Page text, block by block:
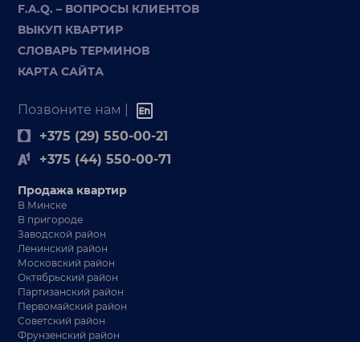
F.A.Q. – ВОПРОСЫ КЛИЕНТОВ
ВЫКУП КВАРТИР
СЛОВАРЬ ТЕРМИНОВ
КАРТА САЙТА
Позвоните нам |
+375 (29) 550-00-21
+375 (44) 550-00-71
Продажа квартир
В Минске
В пригороде
Заводской район
Ленинский район
Московский район
Октябрьский район
Партизанский район
Первомайский район
Советский район
Фрунзенский район